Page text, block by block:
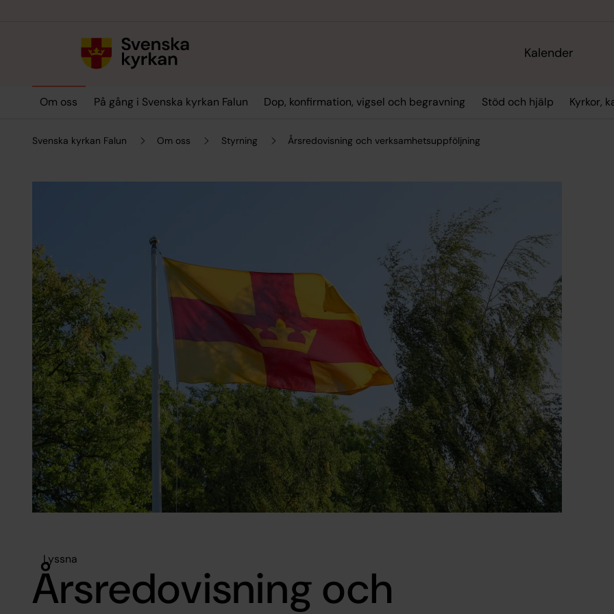
Kalender
Om oss På gång i Svenska kyrkan Falun Dop, konfirmation, vigsel och begravning Stöd och hjälp Kyrkor,
Svenska kyrkan Falun Om oss Styrning Årsredovisning och verksamhetsuppföljning
Lyssna
Årsredovisning och